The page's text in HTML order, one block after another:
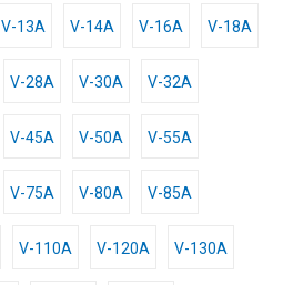
V-13A V-14A V-16A V-18A
V-28A V-30A V-32A
V-45A V-50A V-55A
V-75A V-80A V-85A
V-110A V-120A V-130A